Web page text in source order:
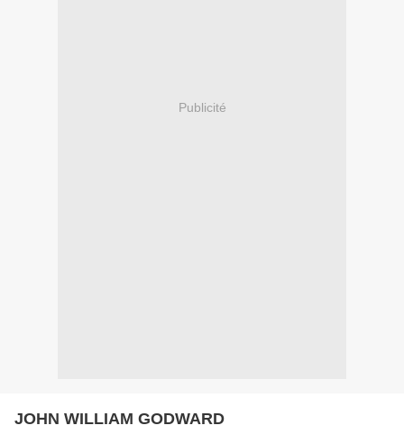
Publicité
JOHN WILLIAM GODWARD